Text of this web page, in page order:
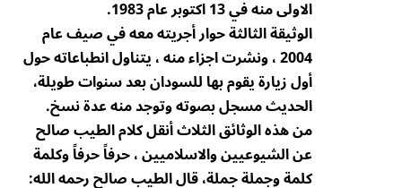
الاولى منه في 13 اكتوبر عام 1983.
الوثيقة الثالثة حوار أجريته معه في صيف عام
2004 ، ونشرت اجزاء منه ، يتناول انطباعاته حول
أول زيارة يقوم بها للسودان بعد سنوات طويلة،
الحديث مسجل بصوته وتوجد منه عدة نسخ.
من هذه الوثائق الثلاث أنقل كلام الطيب صالح
عن الشيوعيين والاسلاميين ، حرفاً حرفاً وكلمة
كلمة وجملة جملة، قال الطيب صالح رحمه الله: